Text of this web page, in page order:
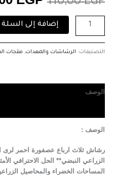
إضافة إلى السلة
التصنيفات: الرشاشات والمعدات, منتجات
الوصف
الوصف :
رشاش ثلاث ارباع عصفورة احمر لرى
الزراعي النبضي** الحل الاحترافي
المساحات الخضراء والمحاصيل